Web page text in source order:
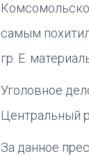
самым
гр. Е.
Уголовное
Центральный
За данное